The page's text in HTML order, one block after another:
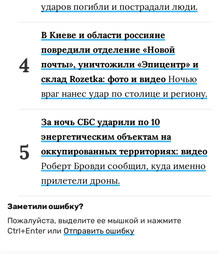
ударов погибли и пострадали люди.
В Киеве и области россияне
повредили отделение «Новой
почты», уничтожили «Эпицентр» и
склад Rozetka: фото и видео Ночью
враг нанес удар по столице и региону.
За ночь СБС ударили по 10
энергетическим объектам на
оккупированных территориях: видео
Роберт Бровди сообщил, куда именно
прилетели дроны.
Заметили ошибку?
Пожалуйста, выделите ее мышкой и нажмите
Ctrl+Enter или Отправить ошибку